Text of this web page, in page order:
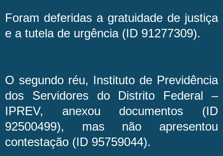
Foram deferidas a gratuidade de justiça
e a tutela de urgência (ID 91277309).
O segundo réu, Instituto de Previdência
dos Servidores do Distrito Federal –
IPREV, anexou documentos (ID
92500499), mas não apresentou
contestação (ID 95759044).